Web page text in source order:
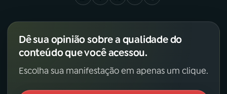
Dê sua opinião sobre a qualidade do
conteúdo que você acessou.
Escolha sua manifestação em apenas um clique.